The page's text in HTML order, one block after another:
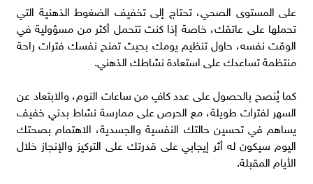
على المستوى الصحي، تحتاج إلى تخفيف الضغوط الذهنية التي
تحملها على عاتقك، خاصة إذا كنت تتحمل أكثر من مسؤولية في
الوقت نفسه، حاول تنظيم يومك بحيث تمنح نفسك فترات راحة
منتظمة تساعدك على استعادة نشاطك الذهني.
كما يُنصح بالحصول على عدد كافٍ من ساعات النوم، والابتعاد عن
السهر لفترات طويلة، مع الحرص على ممارسة نشاط بدني خفيف
يساهم في تحسين حالتك النفسية والجسدية، الاهتمام بصحتك
اليوم سيكون له أثر إيجابي على قدرتك على التركيز والإنجاز خلال
الأيام المقبلة.